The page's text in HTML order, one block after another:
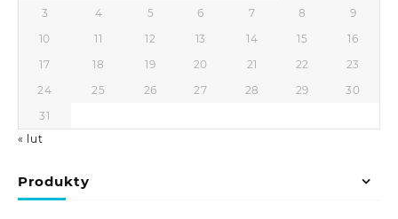
3
4 5 6 7 8
9
10
11 12 13 14 15
16
17
18 19 20 21 22
23
24
25 26 27 28 29
30
31
« lut
Produkty